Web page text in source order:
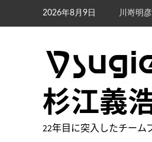
2026年8月9日 川嵜明彦
杉江義
22年目に突入したチーム